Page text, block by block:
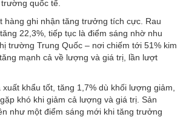
quốc tế.
hàng ghi nhận tăng trưởng tích cực. Rau
22,3%, tiếp tục là điểm sáng nhờ nhu
trường Trung Quốc – nơi chiếm tới 51% kim
mạnh cả về lượng và giá trị, lần lượt
khẩu tốt, tăng 1,7% dù khối lượng giảm,
khó khi giảm cả lượng và giá trị. Sản
như một điểm sáng mới khi tăng trưởng